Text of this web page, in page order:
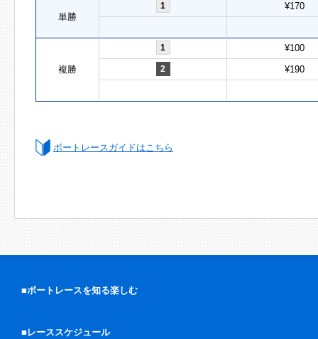
単勝
1 ¥170
複勝
1 ¥100
2 ¥190
ボートレースガイドはこちら
■ボートレースを知る楽しむ
■レーススケジュール